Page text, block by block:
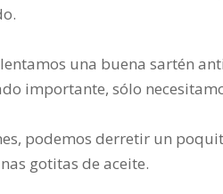
una buena sartén
importante, sólo
podemos derretir un
gotitas de aceite.